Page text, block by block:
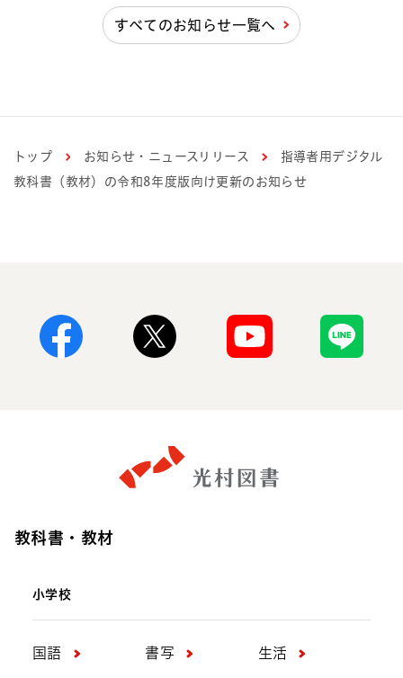
すべてのお知らせ一覧へ
トップ お知らせ・ニュースリリース
指導者用デジタル
教科書（教材）の令和8年度版向け更新のお知らせ
教科書・教材
小学校
国語 書写 生活